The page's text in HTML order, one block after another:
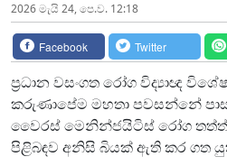
2026 මැයි 24, පෙ.ව. 12:18
Facebook Twitter
ප්‍රධාන වසංගත රෝග විද්‍යාඥ
කරුණාපේම මහතා පවසන්නේ
වෛරස් මෙනින්ජයිටිස් රෝග
පිළිබඳව අනිසි බියක් ඇති කර ගත